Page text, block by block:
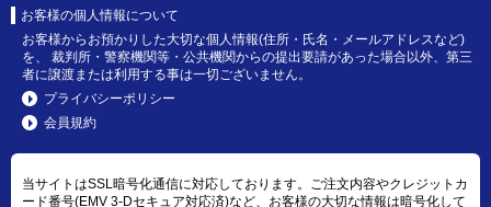
お客様の個人情報について
お客様からお預かりした大切な個人情報(住所・氏名・メールアドレスなど)
を、 裁判所・警察機関等・公共機関からの提出要請があった場合以外、第三
者に譲渡または利用する事は一切ございません。
プライバシーポリシー
会員規約
当サイトはSSL暗号化通信に対応しております。ご注文内容やクレジットカ
ード番号(EMV 3-Dセキュア対応済)など、お客様の大切な情報は暗号化して